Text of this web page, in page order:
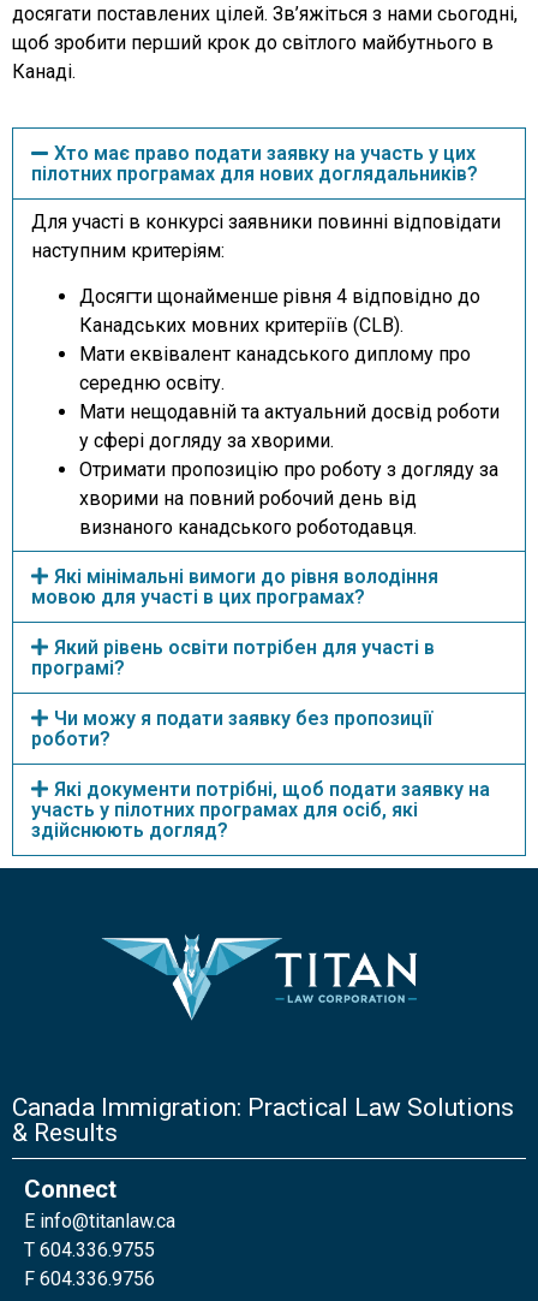
досягати поставлених цілей. Зв’яжіться з нами сьогодні,
щоб зробити перший крок до світлого майбутнього в
Канаді.
Хто має право подати заявку на участь у цих
пілотних програмах для нових доглядальників?
Для участі в конкурсі заявники повинні відповідати
наступним критеріям:
Досягти щонайменше рівня 4 відповідно до
Канадських мовних критеріїв (CLB).
Мати еквівалент канадського диплому про
середню освіту.
Мати нещодавній та актуальний досвід роботи
у сфері догляду за хворими.
Отримати пропозицію про роботу з догляду за
хворими на повний робочий день від
визнаного канадського роботодавця.
Які мінімальні вимоги до рівня володіння
мовою для участі в цих програмах?
Який рівень освіти потрібен для участі в
програмі?
Чи можу я подати заявку без пропозиції
роботи?
Які документи потрібні, щоб подати заявку на
участь у пілотних програмах для осіб, які
здійснюють догляд?
Canada Immigration: Practical Law Solutions
& Results
Connect
E info@titanlaw.ca
T 604.336.9755
F 604.336.9756